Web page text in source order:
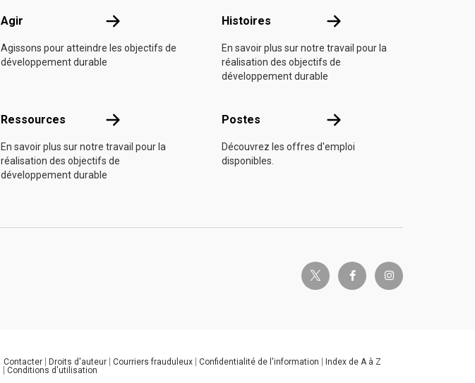
Agir Agir
Agissons pour atteindre les objectifs de
développement durable
Histoires Histoires
En savoir plus sur notre travail pour la
réalisation des objectifs de
développement durable
Ressources Ressources
En savoir plus sur notre travail pour la
réalisation des objectifs de
développement durable
Postes Postes
Découvrez les offres d'emploi
disponibles.
twitter-x facebook-finstagram
Global U.N. menu
Contacter Droits d'auteur Courriers frauduleux Confidentialité de l'information
Index de A à Z
Conditions d'utilisation